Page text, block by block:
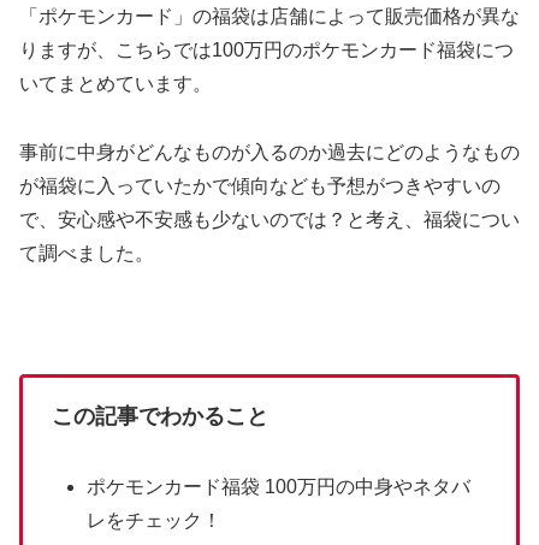
「ポケモンカード」の福袋は店舗によって販売価格が異な
りますが、こちらでは100万円のポケモンカード福袋につ
いてまとめています。
事前に中身がどんなものが入るのか過去にどのようなもの
が福袋に入っていたかで傾向なども予想がつきやすいの
で、安心感や不安感も少ないのでは？と考え、福袋につい
て調べました。
この記事でわかること
ポケモンカード福袋 100万円の中身やネタバ
レをチェック！